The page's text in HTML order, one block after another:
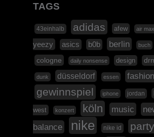
TAGS
43einhalb adidas afew air max
yeezy
asics b0b berlin buch
cologne daily nonsense design
dunk düsseldorf essen fashion
gewinnspiel iphone jordan
west konzert köln music
balance
nike nike id party